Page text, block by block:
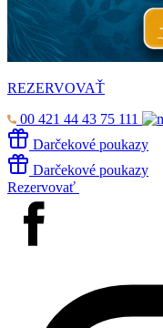
REZERVOVAŤ
00 421 44 43 75 111
Darčekové poukazy
Darčekové poukazy
Rezervovať